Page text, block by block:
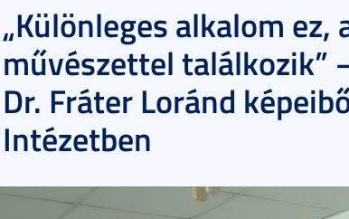
„Különleges alkalom
művészettel találkozik”
Dr. Fráter Loránd
Intézetben